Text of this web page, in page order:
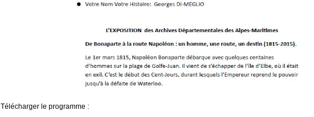
Télécharger le programme :